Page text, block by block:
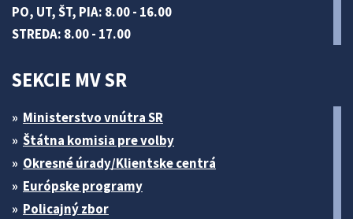
PO, UT, ŠT, PIA: 8.00 - 16.00
STREDA: 8.00 - 17.00
SEKCIE MV SR
Ministerstvo vnútra SR
Štátna komisia pre volby
Okresné úrady/Klientske centrá
Európske programy
Policajný zbor